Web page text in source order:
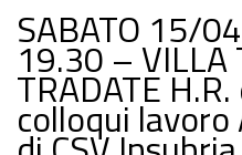
SABATO 15/
19.30 – VILLA
TRADATE
colloqui